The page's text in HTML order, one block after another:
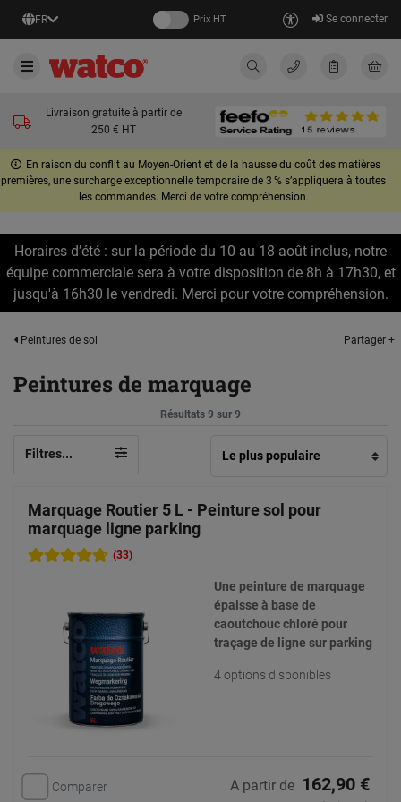
FR Prix HT Se connecter
Livraison gratuite à partir de
250 € HT
En raison du conflit au Moyen-Orient et de la hausse du coût des matières
premières, une surcharge exceptionnelle temporaire de 3 % s’appliquera à toutes
les commandes. Merci de votre compréhension.
Horaires d’été : sur la période du 10 au 18 août inclus, notre
équipe commerciale sera à votre disposition de 8h à 17h30, et
jusqu'à 16h30 le vendredi. Merci pour votre compréhension.
Peintures de sol Partager +
Peintures de marquage
Résultats 9 sur 9
Filtres...
Marquage Routier 5 L - Peinture sol pour
marquage ligne parking
(33)
Une peinture de marquage
épaisse à base de
caoutchouc chloré pour
traçage de ligne sur parking
4 options disponibles
Comparer A partir de 162,90 €